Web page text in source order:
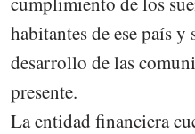
habitantes de ese país
desarrollo de las
presente.
La entidad financiera